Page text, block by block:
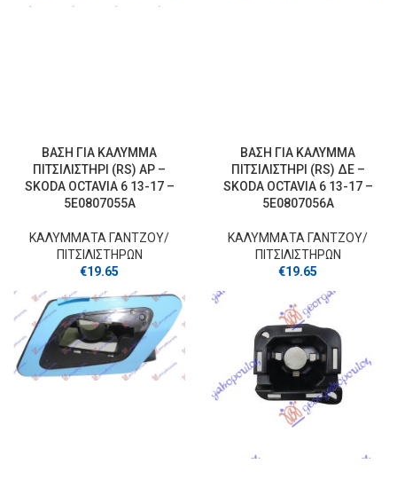
ΒΑΣΗ ΓΙΑ ΚΑΛΥΜΜΑ
ΠΙΤΣΙΛΙΣΤΗΡΙ (RS) ΑΡ –
SKODA OCTAVIA 6 13-17 –
5E0807055A
ΚΑΛΥΜΜΑΤΑ ΓΑΝΤΖOY/
ΠΙΤΣΙΛΙΣΤΗΡΩΝ
€19.65
ΒΑΣΗ ΓΙΑ ΚΑΛΥΜΜΑ
ΠΙΤΣΙΛΙΣΤΗΡΙ (RS) ΔΕ –
SKODA OCTAVIA 6 13-17 –
5E0807056A
ΚΑΛΥΜΜΑΤΑ ΓΑΝΤΖOY/
ΠΙΤΣΙΛΙΣΤΗΡΩΝ
€19.65